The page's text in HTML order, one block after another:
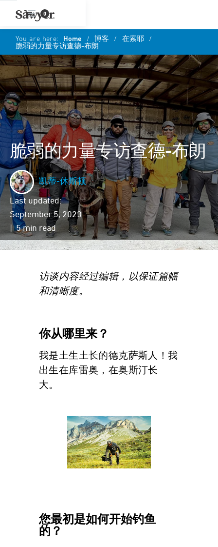
0
You are here: Home / 博客 / 在索耶 /
脆弱的力量专访查德-布朗
脆弱的力量专访查德-布朗
凯蒂-休斯顿
Last updated:
September 5, 2023
| 5 min read
访谈内容经过编辑，以保证篇幅
和清晰度。
你从哪里来？
我是土生土长的德克萨斯人！我
出生在库雷奥，在奥斯汀长
大。
您最初是如何开始钓鱼
的？